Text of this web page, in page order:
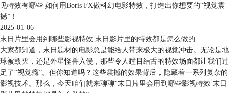
见特效有哪些 如何用Boris FX做科幻电影特效，打造出你想要的“视觉震
撼”！
2025-01-06
末日片里会用到哪些影视特效 末日影片里的特效都是怎么做的
大家都知道，末日题材的电影总是能给人带来极大的视觉冲击。无论是地
球被毁灭，还是外星怪兽入侵，那些令人瞠目结舌的特效场面都让我们过
足了“视觉瘾”。但你知道吗？这些震撼的效果背后，隐藏着一系列复杂的
影视技术。那么，今天咱们就来聊聊“末日片里会用到哪些影视特效 末日